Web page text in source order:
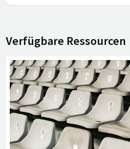
Verfügbare Ressourcen